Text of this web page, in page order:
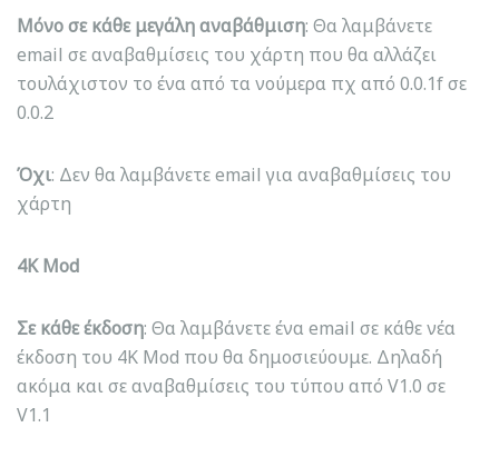
Μόνο σε κάθε μεγάλη αναβάθμιση: Θα λαμβάνετε
email σε αναβαθμίσεις του χάρτη που θα αλλάζει
τουλάχιστον το ένα από τα νούμερα πχ από 0.0.1f σε
0.0.2
Όχι: Δεν θα λαμβάνετε email για αναβαθμίσεις του
χάρτη
4K Mod
Σε κάθε έκδοση: Θα λαμβάνετε ένα email σε κάθε νέα
έκδοση του 4K Mod που θα δημοσιεύουμε. Δηλαδή
ακόμα και σε αναβαθμίσεις του τύπου από V1.0 σε
V1.1